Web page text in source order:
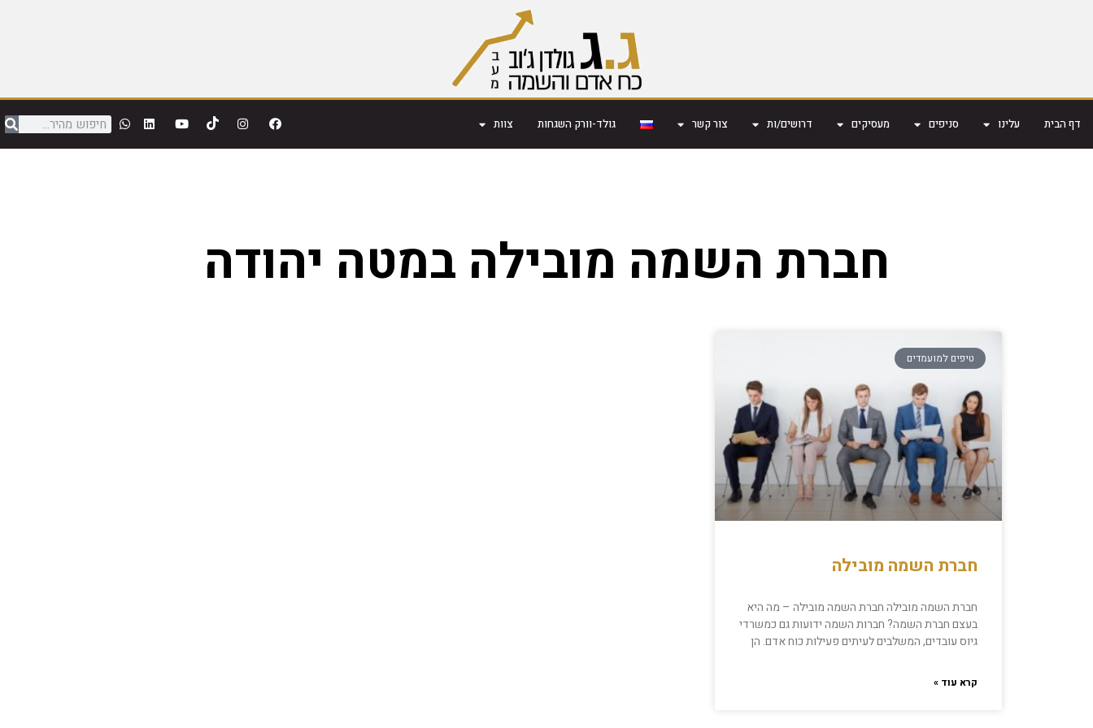
דף הבית עלינו סניפים מעסיקים דרושים/ות צור קשר גולד-וורק השגחות צוות
חברת השמה מובילה במטה יהודה
טיפים למועמדים
חברת השמה מובילה
חברת השמה מובילה חברת השמה מובילה – מה היא
בעצם חברת השמה? חברות השמה ידועות גם כמשרדי
גיוס עובדים, המשלבים לעיתים פעילות כוח אדם. הן
קרא עוד »